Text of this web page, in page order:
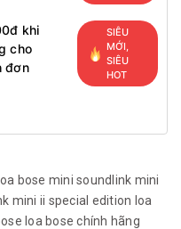
khi
cho
đơn
SIÊU
MỚI,
SIÊU
HOT
loa bose mini soundlink mini
mini ii special edition loa
loa bose chính hãng